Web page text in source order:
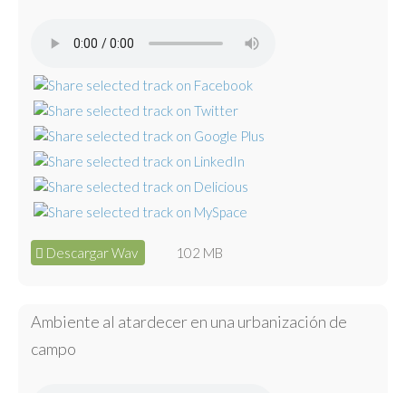
Descargar Wav 102 MB
Ambiente al atardecer en una urbanización de
campo